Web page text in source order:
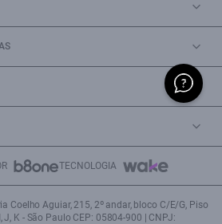
TECNOLOGIA
Coelho Aguiar, 215, 2º andar, bloco C/E/G, Piso
J, K - São Paulo CEP: 05804-900 | CNPJ: